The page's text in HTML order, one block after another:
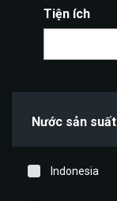
Tiện ích
Nước sản suất
Indonesia